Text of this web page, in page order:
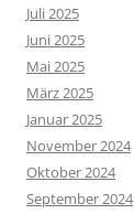
Juli 2025
Juni 2025
Mai 2025
März 2025
Januar 2025
November 2024
Oktober 2024
September 2024